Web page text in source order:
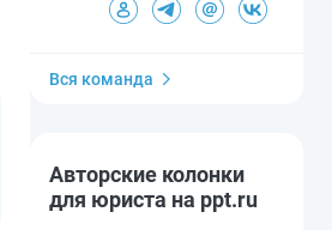
Вся команда
Авторские колонки
для юриста на ppt.ru